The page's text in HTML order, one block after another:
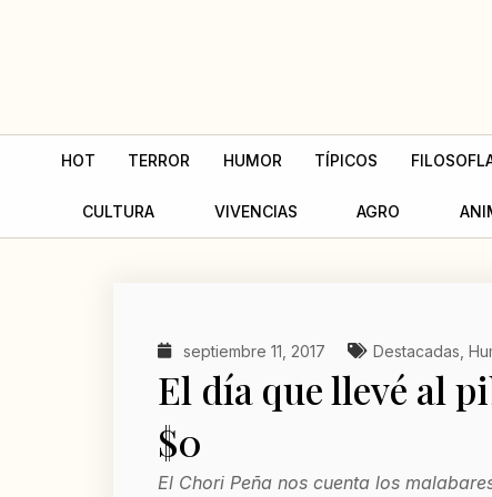
HOT TERROR HUMOR TÍPICOS
CULTURA VIVENCIAS AGRO
septiembre 11, 2017 Destacadas
El día que llevé al
$0
El Chori Peña nos cuenta los